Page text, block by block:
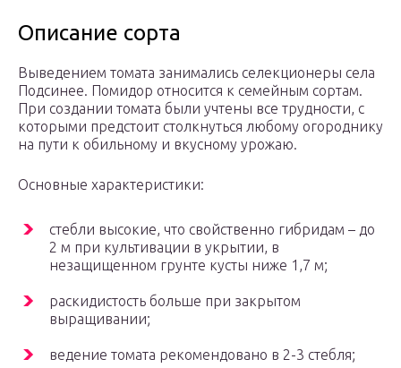
Описание сорта
Выведением томата занимались селекционеры села
Подсинее. Помидор относится к семейным сортам.
При создании томата были учтены все трудности, с
которыми предстоит столкнуться любому огороднику
на пути к обильному и вкусному урожаю.
Основные характеристики:
стебли высокие, что свойственно гибридам – до
2 м при культивации в укрытии, в
незащищенном грунте кусты ниже 1,7 м;
раскидистость больше при закрытом
выращивании;
ведение томата рекомендовано в 2-3 стебля;